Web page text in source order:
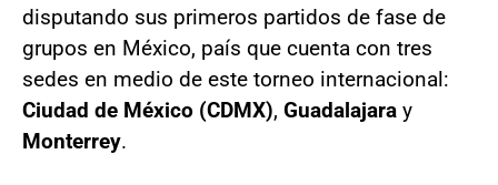
disputando sus primeros partidos de fase de
grupos en México, país que cuenta con tres
sedes en medio de este torneo internacional:
Ciudad de México (CDMX), Guadalajara y
Monterrey.